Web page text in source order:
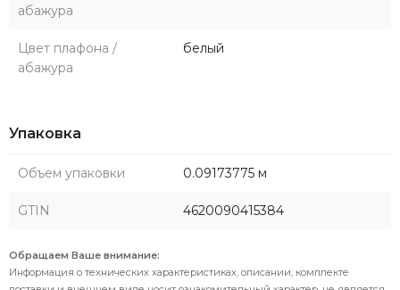
абажура
Цвет плафона /
абажура
белый
Упаковка
Объем упаковки 0.09173775 м
GTIN 4620090415384
Обращаем Ваше внимание:
Информация о технических характеристиках, описании, комплекте